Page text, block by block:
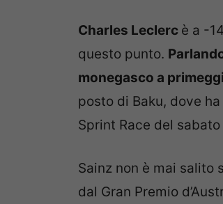
Charles Leclerc è a -
questo punto.
monegasco a
posto di Baku, dove
Sprint Race del
Sainz non è mai salito
dal Gran Premio